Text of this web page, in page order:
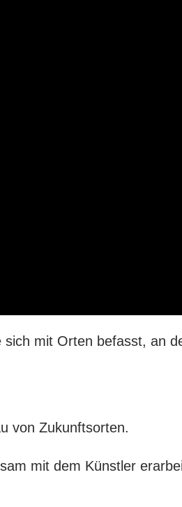
sich mit Orten befasst, an
von Zukunftsorten.
mit dem Künstler